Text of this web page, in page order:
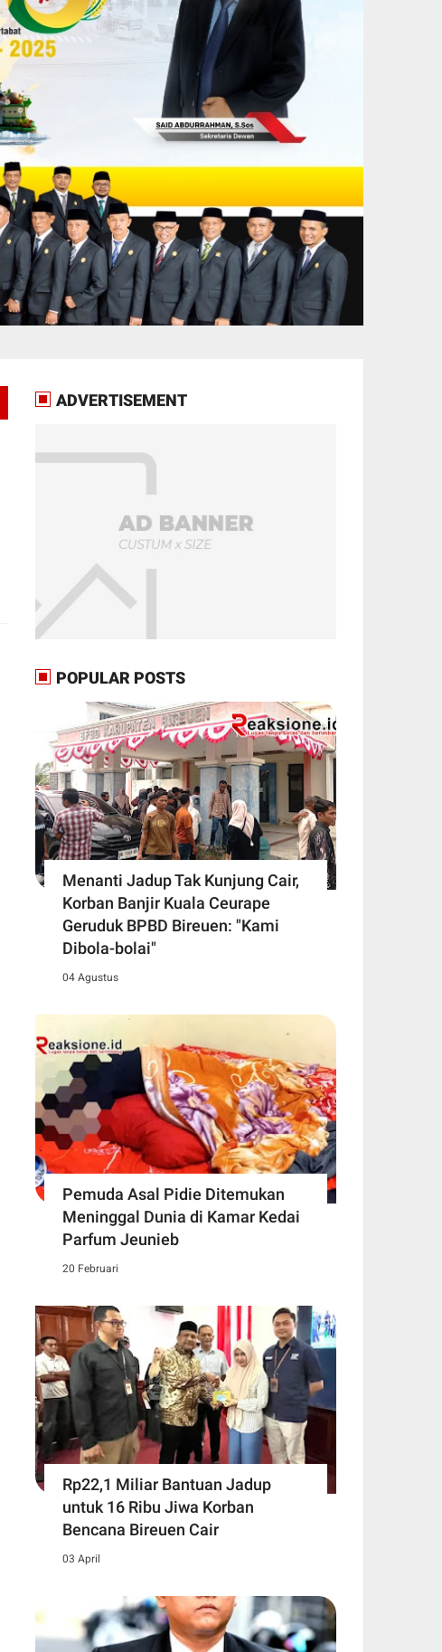
ADVERTISEMENT
POPULAR POSTS
Menanti Jadup Tak Kunjung Cair,
Korban Banjir Kuala Ceurape
Geruduk BPBD Bireuen: "Kami
Dibola-bolai"
04 Agustus
Pemuda Asal Pidie Ditemukan
Meninggal Dunia di Kamar Kedai
Parfum Jeunieb
20 Februari
Rp22,1 Miliar Bantuan Jadup
untuk 16 Ribu Jiwa Korban
Bencana Bireuen Cair
03 April